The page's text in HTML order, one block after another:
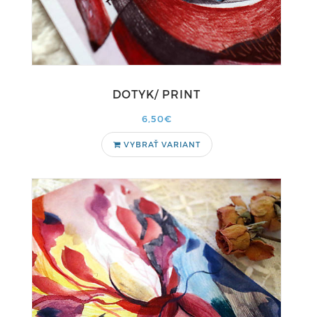
DOTYK/ PRINT
6,50€
VYBRAŤ VARIANT